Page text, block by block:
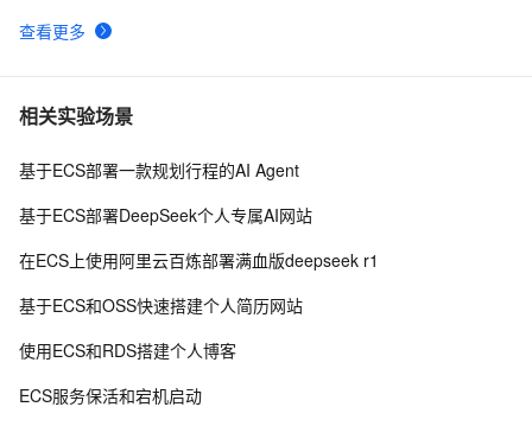
查看更多
相关实验场景
基于ECS部署一款规划行程的AI Agent
基于ECS部署DeepSeek个人专属AI网站
在ECS上使用阿里云百炼部署满血版deepseek r1
基于ECS和OSS快速搭建个人简历网站
使用ECS和RDS搭建个人博客
ECS服务保活和宕机启动